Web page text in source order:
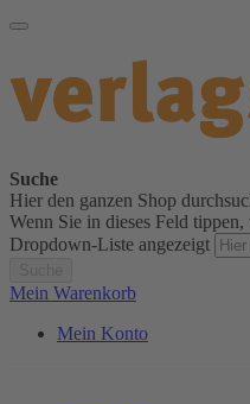
Suche
Hier den ganzen Shop
Wenn Sie in dieses Feld
Dropdown-Liste angezeigt
Mein Warenkorb
Mein Konto